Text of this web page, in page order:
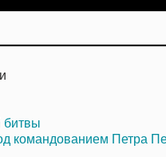
битвы
командованием Петра